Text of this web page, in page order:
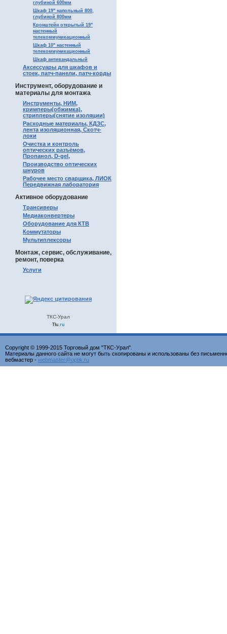
глубиной 600мм
Шкаф 19" напольный 800,
глубиной 800мм
Кронштейн открытый 19"
настенный
телекоммуникационный
Шкаф 10" настенный
телекоммуникационный
Шкаф антивандальный
Аксессуары для шкафов и
стоек, патч-панели, патч-корды
Инструмент, оборудование и
материалы для монтажа
Инструменты, НИМ,
кримперы(обжимка),
стрипперы(снятие изоляции)
Расходные материалы, КДЗС,
лента изоляционная, Скотч-
локи
Очистка и контроль
оптических разъёмов,
Пропанол, D-gel,
Производство оптических
шнуров
Рабочее место сварщика, ЛИОК
Передвижная лаборатория
Активное оборудование
Трансиверы
Медиаконвертеры
Оборудование для КТВ
Коммутаторы
Мультиплексоры
Монтаж, сервис, обслуживание,
ремонт, поверка
Услуги
ТКС-Урал
Tiu.ru
Copyright © 1999-2015 Торговый дом "ТКС-Урал".
Материалы данного сайта не могут быть скопированы и использованы без
вебмастер - webmaster@optik.ru